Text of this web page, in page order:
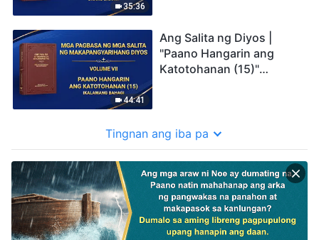
35:36
44:41
Ang Salita ng Diyos |
"Paano Hangarin ang
Katotohanan (15)"
Tingnan ang iba pa